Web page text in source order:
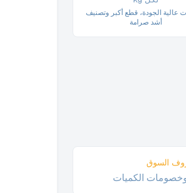
عالية الجودة، قطع أكبر وتصنيف
أشد صرامة
السوق
وخصومات الكميات